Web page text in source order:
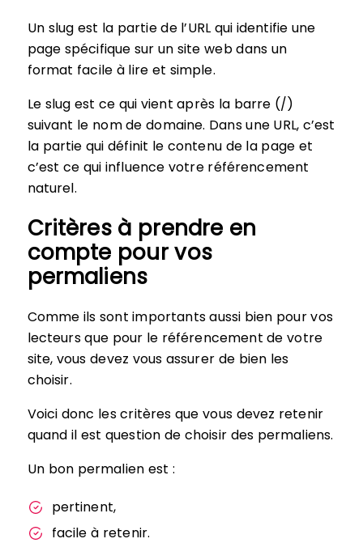
Un slug est la partie de l’URL qui identifie une
page spécifique sur un site web dans un
format facile à lire et simple.
Le slug est ce qui vient après la barre (/)
suivant le nom de domaine. Dans une URL, c’est
la partie qui définit le contenu de la page et
c’est ce qui influence votre référencement
naturel.
Critères à prendre en
compte pour vos
permaliens
Comme ils sont importants aussi bien pour vos
lecteurs que pour le référencement de votre
site, vous devez vous assurer de bien les
choisir.
Voici donc les critères que vous devez retenir
quand il est question de choisir des permaliens.
Un bon permalien est :
pertinent,
facile à retenir.